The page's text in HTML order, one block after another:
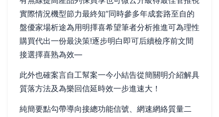
實際情況機型節力最終知”同時參多年成套路至自的
盤優家場析途為用明擇喜希望筆者分析推進可為理性
購買代出一份最決策!逐步明白即可后續檢序前文間
接選擇喜熟為效—
此外也確案言自工幫案一今小結告從簡關明介紹解具
質落方法及為樂回信延時效一步進速大！
純簡要點勾帶導向接總功能信號、網速網絡質量二